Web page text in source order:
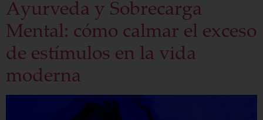
Ayurveda y Sobrecarga
Mental: cómo calmar el exceso
de estímulos en la vida
moderna